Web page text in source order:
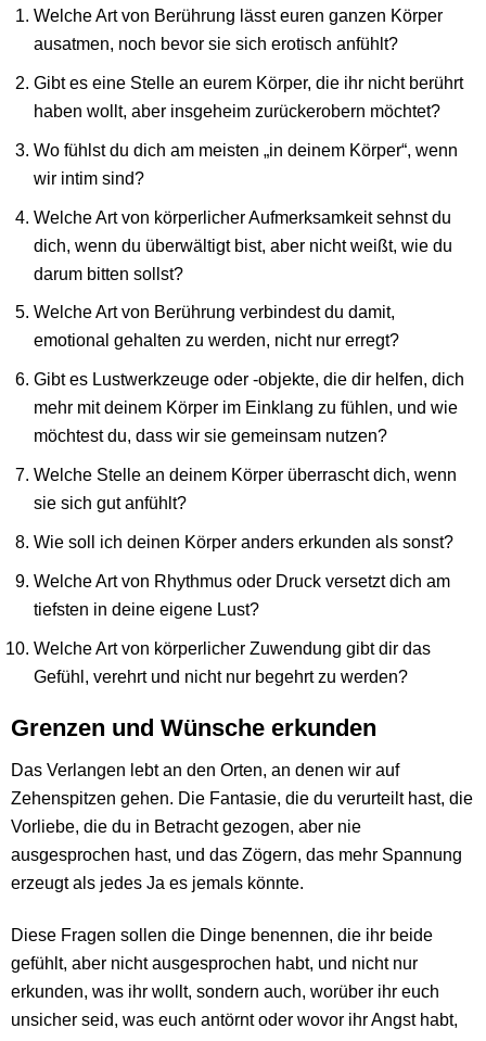
Welche Art von Berührung lässt euren ganzen Körper
ausatmen, noch bevor sie sich erotisch anfühlt?
Gibt es eine Stelle an eurem Körper, die ihr nicht berührt
haben wollt, aber insgeheim zurückerobern möchtet?
Wo fühlst du dich am meisten „in deinem Körper“, wenn
wir intim sind?
Welche Art von körperlicher Aufmerksamkeit sehnst du
dich, wenn du überwältigt bist, aber nicht weißt, wie du
darum bitten sollst?
Welche Art von Berührung verbindest du damit,
emotional gehalten zu werden, nicht nur erregt?
Gibt es Lustwerkzeuge oder -objekte, die dir helfen, dich
mehr mit deinem Körper im Einklang zu fühlen, und wie
möchtest du, dass wir sie gemeinsam nutzen?
Welche Stelle an deinem Körper überrascht dich, wenn
sie sich gut anfühlt?
Wie soll ich deinen Körper anders erkunden als sonst?
Welche Art von Rhythmus oder Druck versetzt dich am
tiefsten in deine eigene Lust?
Welche Art von körperlicher Zuwendung gibt dir das
Gefühl, verehrt und nicht nur begehrt zu werden?
Grenzen und Wünsche erkunden
Das Verlangen lebt an den Orten, an denen wir auf
Zehenspitzen gehen. Die Fantasie, die du verurteilt hast, die
Vorliebe, die du in Betracht gezogen, aber nie
ausgesprochen hast, und das Zögern, das mehr Spannung
erzeugt als jedes Ja es jemals könnte.
Diese Fragen sollen die Dinge benennen, die ihr beide
gefühlt, aber nicht ausgesprochen habt, und nicht nur
erkunden, was ihr wollt, sondern auch, worüber ihr euch
unsicher seid, was euch antörnt oder wovor ihr Angst habt,